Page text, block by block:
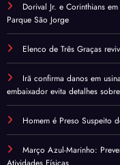
Dorival Jr. e Corinthians
Parque São Jorge
Elenco de Três Graças
Irã confirma danos em
embaixador evita detalhes
Homem é Preso Suspeito
Março Azul-Marinho: